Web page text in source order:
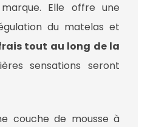
Elle offre une
du matelas et
tout au long de la
sensations seront
couche de mousse à